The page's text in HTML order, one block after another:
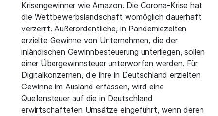
Krisengewinner wie Amazon. Die Corona-Krise hat
die Wettbewerbslandschaft womöglich dauerhaft
verzerrt. Außerordentliche, in Pandemiezeiten
erzielte Gewinne von Unternehmen, die der
inländischen Gewinnbesteuerung unterliegen, sollen
einer Übergewinnsteuer unterworfen werden. Für
Digitalkonzernen, die ihre in Deutschland erzielten
Gewinne im Ausland erfassen, wird eine
Quellensteuer auf die in Deutschland
erwirtschafteten Umsätze eingeführt, wenn deren